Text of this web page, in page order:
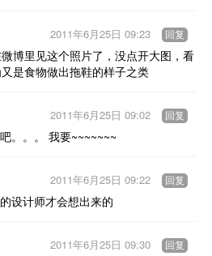
博里见这个照片了，没点开大图，看
是食物做出拖鞋的样子之类
2011年6月25日 09:23 回复
。。。 我要~~~~~~~
2011年6月25日 09:02 回复
设计师才会想出来的
2011年6月25日 09:22 回复
2011年6月25日 09:30 回复